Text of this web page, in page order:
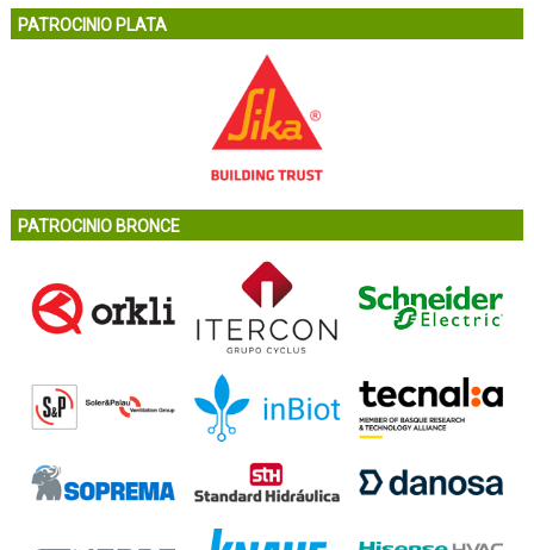
PATROCINIO PLATA
PATROCINIO BRONCE